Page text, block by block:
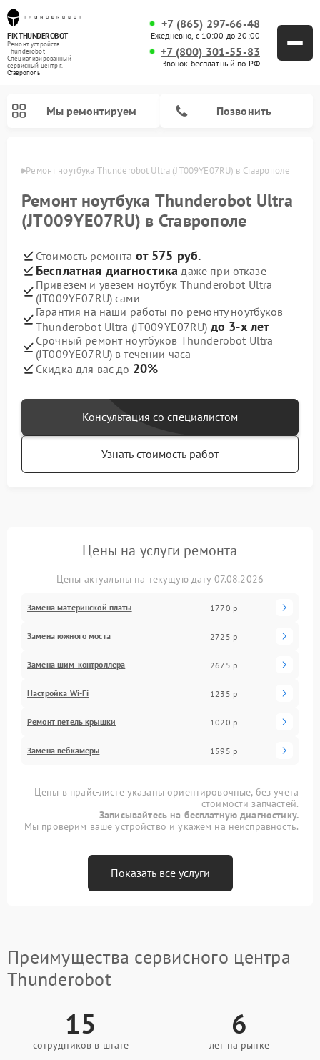
FIX-THUNDEROBOT
Ремонт устройств
Thunderobot
Специализированный
cервисный центр г.
Ставрополь
+7 (865) 297-66-48
Ежедневно, с 10:00 до 20:00
+7 (800) 301-55-83
Звонок бесплатный по РФ
Мы ремонтируем Позвонить
Ремонт ноутбука Thunderobot Ultra (JT009YE07RU) в Ставрополе
Ремонт ноутбука Thunderobot Ultra
(JT009YE07RU) в Ставрополе
Стоимость ремонта от 575 руб.
Бесплатная диагностика даже при отказе
Привезем и увезем ноутбук Thunderobot Ultra
(JT009YE07RU) сами
Гарантия на наши работы по ремонту ноутбуков
Thunderobot Ultra (JT009YE07RU) до 3-х лет
Срочный ремонт ноутбуков Thunderobot Ultra
(JT009YE07RU) в течении часа
Скидка для вас до 20%
Консультация со специалистом
Узнать стоимость работ
Цены на услуги ремонта
Цены актуальны на текущую дату 07.08.2026
Замена материнской платы 1770 р
Замена южного моста 2725 р
Замена шим-контроллера 2675 р
Настройка Wi-Fi 1235 р
Ремонт петель крышки 1020 р
Замена вебкамеры 1595 р
Цены в прайс-листе указаны ориентировочные, без учета
стоимости запчастей.
Записывайтесь на бесплатную диагностику.
Мы проверим ваше устройство и укажем на неисправность.
Показать все услуги
Преимущества сервисного центра
Thunderobot
15
сотрудников в штате
6
лет на рынке